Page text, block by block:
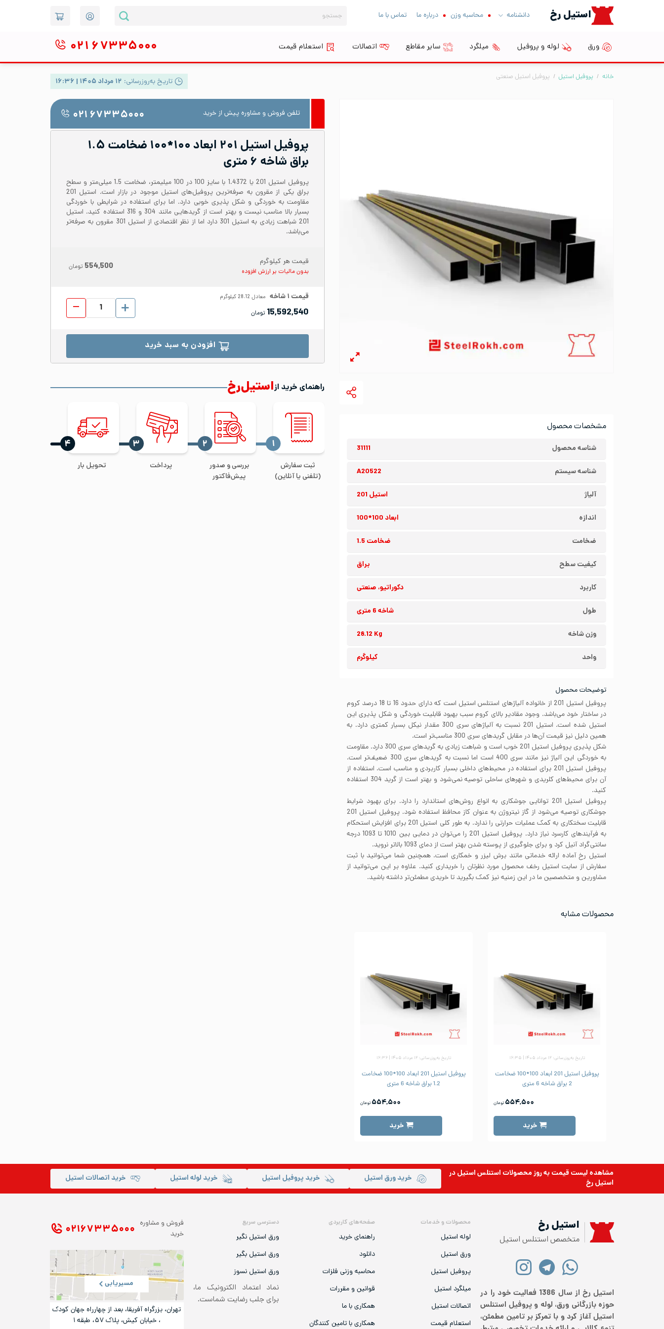
استیل رخ دانشنامه محاسبه وزن درباره ما تماس با ما
برای:
ورق لوله و پروفیل میلگرد سایر مقاطع اتصالات استعلام قیمت ۰۲۱ ۶۷۳۳۵۰۰۰
خانه / پروفیل استیل / پروفیل استیل صنعتی تاریخ به‌روزرسانی: ۱۲ مرداد ۱۴۰۵ | ۱۶:۳۶
مشخصات محصول
شناسه محصول 31111
شناسه سیستم A20522
آلیاژ استیل 201
اندازه ابعاد 100*100
ضخامت ضخامت 1.5
کیفیت سطح براق
کاربرد دکوراتیو، صنعتی
طول شاخه 6 متری
وزن شاخه 28.12 Kg
واحد کیلوگرم
توضیحات محصول
پروفیل استیل 201 از خانواده آلیاژهای استنلس استیل است که دارای حدود 16 تا 18 درصد کروم
در ساختار خود می‌باشد. وجود مقادیر بالای کروم سبب بهبود قابلیت خوردگی و شکل پذیری این
استیل شده است. استیل 201 نسبت به آلیاژهای سری 300 مقدار نیکل بسیار کمتری دارد. به
همین دلیل نیز قیمت آن‌ها در مقابل گریدهای سری 300 مناسب‌تر است.
شکل پذیری پروفیل استیل 201 خوب است و شباهت زیادی به گریدهای سری 300 دارد. مقاومت
به خوردگی این آلیاژ نیز مانند سری 400 است اما نسبت به گریدهای سری 300 ضعیف‌تر است.
پروفیل استیل 201 برای استفاده در محیط‌های داخلی بسیار کاربردی و مناسب است. استفاده از
آن برای محیط‌های کلریدی و شهرهای ساحلی توصیه نمی‌شود و بهتر است از گرید 304 استفاده
کنید.
پروفیل استیل 201 توانایی جوشکاری به انواع روش‌های استاندارد را دارد. برای بهبود شرایط
جوشکاری توصیه می‌شود از گاز نیتروژن به عنوان کاز محافظ استفاده شود. پروفیل استیل 201
قابلیت سختکاری به کمک عملیات حرارتی را ندارد. به طور کلی استیل 201 برای افزایش استحکام
به فرآیندهای کارسرد نیاز دارد. پروفیل استیل 201 را می‌توان در دمایی بین 1010 تا 1093 درجه
سانتی‌گراد آنیل کرد و برای جلوگیری از پوسته شدن بهتر است از دمای 1093 بالاتر نروید.
استیل رخ آماده ارائه خدماتی مانند برش لیزر و خمکاری است. همچنین شما می‌توانید با ثبت
سفارش از سایت استیل رخف محصول مورد نظرتان را خریداری کنید. علاوه بر این می‌توانید از
مشاورین و متخصصین ما در این زمنیه نیز کمک بگیرید تا خریدی مطمئن‌تر داشته باشید.
محصولات مشابه
تاریخ به‌روزرسانی: ۱۲ مرداد ۱۴۰۵ | ۱۶:۳۵
پروفیل استیل 201 ابعاد 100*100 ضخامت
2 براق شاخه 6 متری
۵۵۴,۵۰۰ تومان
خرید
تاریخ به‌روزرسانی: ۱۲ مرداد ۱۴۰۵ | ۱۶:۳۶
پروفیل استیل 201 ابعاد 100*100 ضخامت
1.2 براق شاخه 6 متری
۵۵۴,۵۰۰ تومان
خرید
تلفن فروش و مشاوره پیش از خرید ۰۲۱ ۶۷۳۳۵۰۰۰
پروفیل استیل ۲۰۱ ابعاد ۱۰۰*۱۰۰ ضخامت ۱.۵
براق شاخه ۶ متری
پروفیل استیل 201 یا 1.4372 با سایز 100 در 100 میلیمتر، ضخامت 1.5 میلی‌متر و سطح
براق یکی از مقرون به صرفه‌ترین پروفیل‌های استیل موجود در بازار است. استیل 201
مقاومت به خوردگی و شکل پذیری خوبی دارد. اما برای استفاده در شرایطی با خوردگی
بسیار بالا مناسب نیست و بهتر است از گریدهایی مانند 304 و 316 استفاده کنید. استیل
201 شباهت زیادی به استیل 301 دارد اما از نظر اقتصادی از استیل 301 مقرون به صرفه‌تر
می‌باشد.
قیمت هر کیلوگرم
بدون مالیات بر ارزش افزوده 554,500 تومان
قیمت ۱شاخه معادل28.12 کیلوگرم
15,592,540 تومان
پروفیل استیل 201 ابعاد 100*100 ضخامت 1.5 براق شاخه 6 متری عدد
افزودن به سبد خرید
راهنمای خرید ازاستیل‌رخ
ثبت سفارش
(تلفنی یا آنلاین)
‍۱
بررسی و صدور
پیش‌فاکتور
‍۲
پرداخت
‍۳
تحویل بار
‍۴
مشاهده لیست قیمت به روزمحصولات استنلس استیلدر
استیل رخ
خرید ورق استیل خرید پروفیل استیل خرید لوله استیل خرید اتصالات استیل
استیل رخ
متخصص استنلس استیل
استیل رخ از سال 1386 فعالیت خود را در
حوزه بازرگانی ورق، لوله و پروفیل استنلس
استیل آغاز کرد و با تمرکز بر تامین مطمئن،
محصولات و خدمات
لوله استیل
ورق استیل
پروفیل استیل
میلگرد استیل
اتصالات استیل
استعلام قیمت
صفحه‌های کاربردی
راهنمای خرید
دانلود
محاسبه وزنی فلزات
قوانین و مقررات
همکاری با ما
همکاری با تامین کنندگان
دسترسی سریع
ورق استیل نگیر
ورق استیل بگیر
ورق استیل نسوز
نماد اعتماد الکترونیک ما،
برای جلب رضایت شماست.
فروش و مشاوره
خرید
۰۲۱ ۶۷۳۳۵۰۰۰
مسیریابی
تهران، بزرگراه آفریقا، بعد از چهارراه جهان کودک
، خیابان کیش، پلاک ۵۷، طبقه ۱